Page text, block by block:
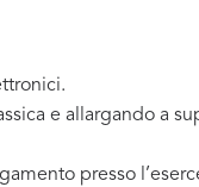
e allargando a
presso